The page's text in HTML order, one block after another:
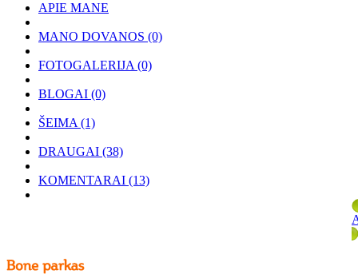
APIE MANE
MANO DOVANOS (0)
FOTOGALERIJA (0)
BLOGAI (0)
ŠEIMA (1)
DRAUGAI (38)
KOMENTARAI (13)